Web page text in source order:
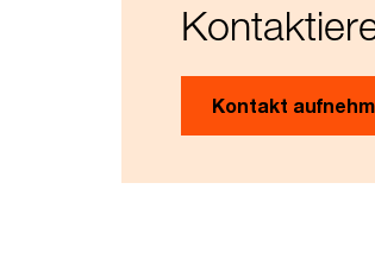
Kontakt